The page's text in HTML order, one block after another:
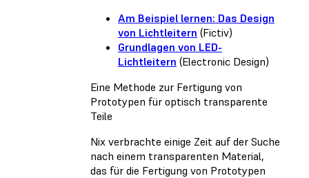
Am Beispiel lernen: Das Design
von Lichtleitern (Fictiv)
Grundlagen von LED-
Lichtleitern (Electronic Design)
Eine Methode zur Fertigung von
Prototypen für optisch transparente
Teile
Nix verbrachte einige Zeit auf der Suche
nach einem transparenten Material,
das für die Fertigung von Prototypen